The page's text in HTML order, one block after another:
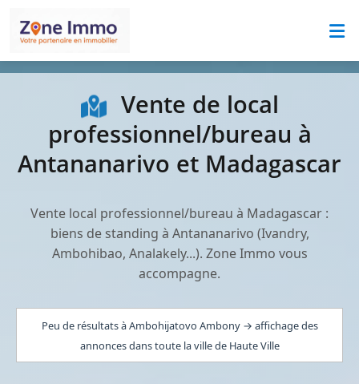
Vente de local
professionnel/bureau à
Antananarivo et Madagascar
Vente local professionnel/bureau à Madagascar :
biens de standing à Antananarivo (Ivandry,
Ambohibao, Analakely...). Zone Immo vous
accompagne.
Peu de résultats à Ambohijatovo Ambony → affichage des
annonces dans toute la ville de Haute Ville